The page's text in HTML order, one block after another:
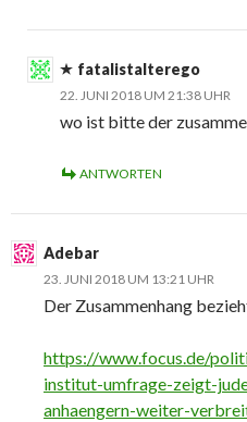
fatalistalterego
22. JUNI 2018 UM 21:38 UHR
wo ist bitte der
ANTWORTEN
Adebar
23. JUNI 2018 UM 13:21 UHR
Der Zusammenhang
https://www.focus.de/
institut-umfrage-zeigt-
anhaengern-weiter-